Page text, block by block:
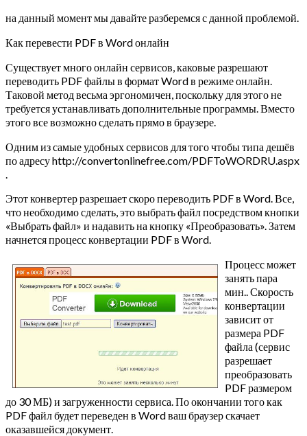
на данный момент мы давайте разберемся с данной проблемой.
Как перевести PDF в Word онлайн
Существует много онлайн сервисов, каковые разрешают
переводить PDF файлы в формат Word в режиме онлайн.
Таковой метод весьма эргономичен, поскольку для этого не
требуется устанавливать дополнительные программы. Вместо
этого все возможно сделать прямо в браузере.
Одним из самые удобных сервисов для того чтобы типа дешёв
по адресу http://convertonlinefree.com/PDFToWORDRU.aspx
.
Этот конвертер разрешает скоро переводить PDF в Word. Все,
что необходимо сделать, это выбрать файл посредством кнопки
«Выбрать файл» и надавить на кнопку «Преобразовать». Затем
начнется процесс конвертации PDF в Word.
Процесс может
занять пара
мин.. Скорость
конвертации
зависит от
размера PDF
файла (сервис
разрешает
преобразовать
PDF размером
до 30 МБ) и загруженности сервиса. По окончании того как
PDF файл будет переведен в Word ваш браузер скачает
оказавшейся документ.